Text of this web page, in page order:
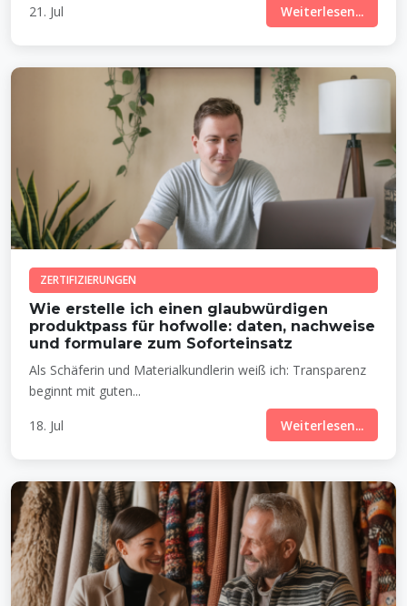
21. Jul
Weiterlesen...
ZERTIFIZIERUNGEN
Wie erstelle ich einen glaubwürdigen
produktpass für hofwolle: daten, nachweise
und formulare zum Soforteinsatz
Als Schäferin und Materialkundlerin weiß ich: Transparenz
beginnt mit guten...
18. Jul
Weiterlesen...